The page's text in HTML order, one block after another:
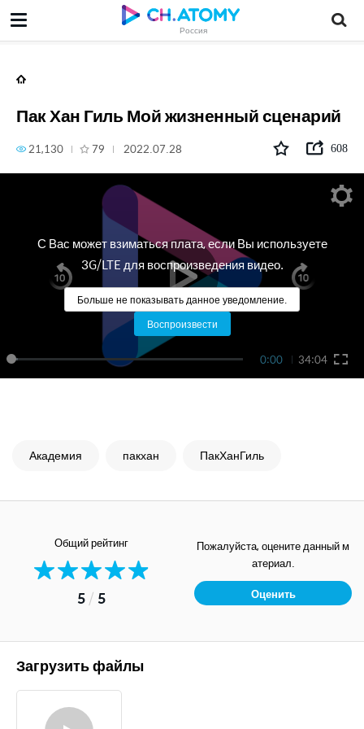
Россия
Пак Хан Гиль Мой жизненный сценарий
Пак Хан Гиль Мой жизненный сценарий
21,130 79 2022.07.28 608
0:00 34:04
С Вас может взиматься плата, если Вы используете
3G/LTE для воспроизведения видео.
Больше не показывать данное уведомление.
Воспроизвести
Академия пакхан ПакХанГиль
Общий рейтинг
5/ 5
Пожалуйста, оцените данный м
атериал.
Оценить
Загрузить файлы